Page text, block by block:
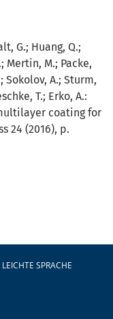
G.; Huang, Q.;
Mertin, M.; Packe,
Sokolov, A.; Sturm,
T.; Erko, A.:
coating for
24 (2016), p.
LEICHTE SPRACHE